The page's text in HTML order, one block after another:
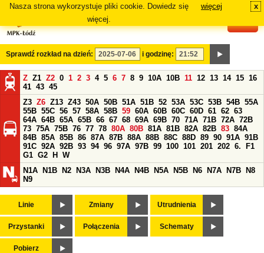
Nasza strona wykorzystuje pliki cookie. Dowiedz się
więcej.
więcej x
Sprawdź rozkład na dzień: i godzinę:
Z Z1 Z2 0 1 2 3 4 5 6 7 8 9 10A 10B 11 12 13 14 15 16
41 43 45
Z3 Z6 Z13 Z43 50A 50B 51A 51B 52 53A 53C 53B 54B 55A
55B 55C 56 57 58A 58B 59 60A 60B 60C 60D 61 62 63
64A 64B 65A 65B 66 67 68 69A 69B 70 71A 71B 72A 72B
73 75A 75B 76 77 78 80A 80B 81A 81B 82A 82B 83 84A
84B 85A 85B 86 87A 87B 88A 88B 88C 88D 89 90 91A 91B
91C 92A 92B 93 94 96 97A 97B 99 100 101 201 202 6.
F1
G1 G2 H
W
N1A
N1B N2 N3A N3B N4A N4B N5A N5B N6 N7A N7B
N8
N9
Linie Zmiany Utrudnienia
Przystanki Połączenia Schematy
Pobierz